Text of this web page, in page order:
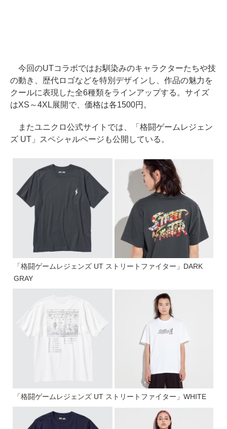
今回のUTコラボではお馴染みのキャラクターたちや技
の動き、歴代ロゴなどを特別デザインし、作品の魅力を
クールに表現した全6種類をラインアップする。サイズ
はXS～4XL展開で、価格は各1500円。
またユニクロ公式サイトでは、「格闘ゲームレジェン
ズ UT」スペシャルページも公開している。
「格闘ゲームレジェンズ UT ストリートファイター」DARK
GRAY
「格闘ゲームレジェンズ UT ストリートファイター」WHITE